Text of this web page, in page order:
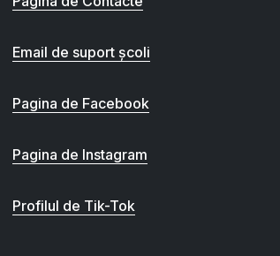
Email de suport școli
Pagina de Facebook
Pagina de Instagram
Profilul de Tik-Tok